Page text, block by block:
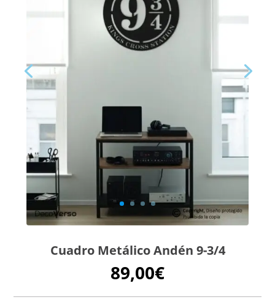
Cuadro Metálico Andén 9-3/4
89,00€